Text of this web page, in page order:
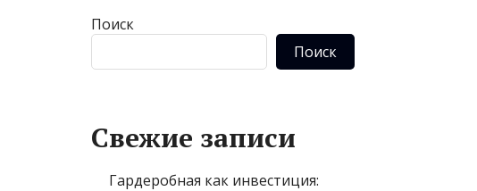
Поиск
Поиск
Свежие записи
Гардеробная как инвестиция: